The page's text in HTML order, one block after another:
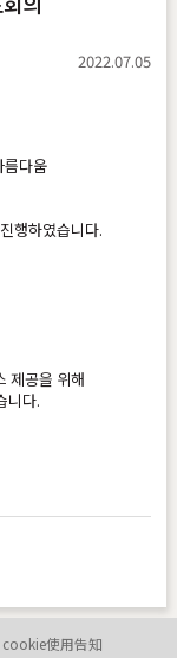
2022.07.05
름다움
행하였습니다.
제공을 위해
니다.
cookie使用告知